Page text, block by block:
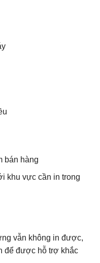
bán hàng
khu vực cần in trong
vẫn không in được,
để được hỗ trợ khắc